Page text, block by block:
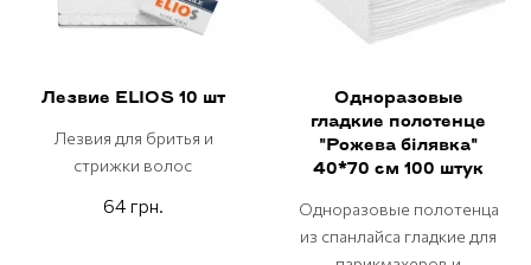
Лезвие ELIOS 10 шт
Лезвия для бритья и
стрижки волос
64 грн.
Одноразовые
гладкие полотенце
"Рожева бiлявка"
40*70 см 100 штук
Одноразовые полотенца
из спанлайса гладкие для